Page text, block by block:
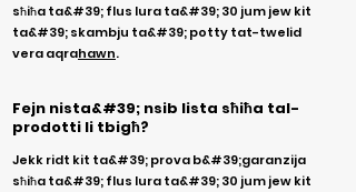
sħiħa ta&#39; flus lura ta&#39; 30 jum jew kit
ta&#39; skambju ta&#39; potty tat-twelid
vera aqrahawn.
Fejn nista&#39; nsib lista sħiħa tal-
prodotti li tbigħ?
Jekk ridt kit ta&#39; prova b&#39;garanzija
sħiħa ta&#39; flus lura ta&#39; 30 jum jew kit